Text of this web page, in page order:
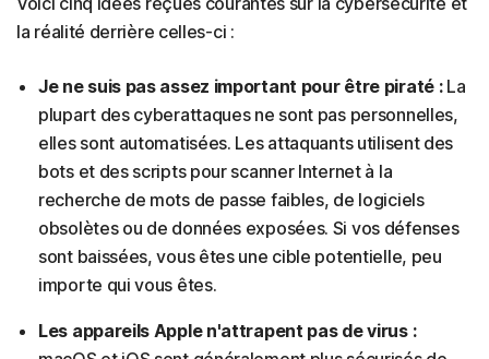
la réalité derrière celles-ci :
Je ne suis pas assez important pour être piraté :La
plupart des cyberattaques ne sont pas personnelles,
elles sont automatisées. Les attaquants utilisent des
bots et des scripts pour scanner Internet à la
recherche de mots de passe faibles, de logiciels
obsolètes ou de données exposées. Si vos défenses
sont baissées, vous êtes une cible potentielle, peu
importe qui vous êtes.
Les appareils Apple n'attrapent pas de virus :